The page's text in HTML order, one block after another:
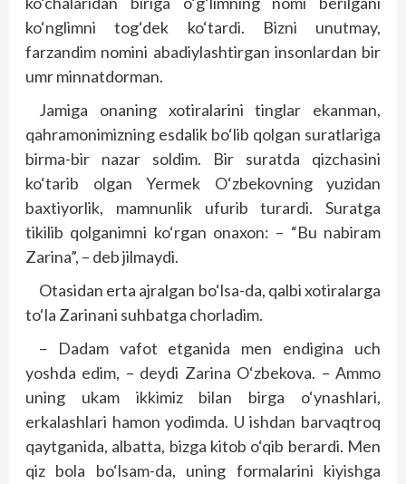
ko‘nglimni tog‘dek ko‘tardi. Bizni unutmay,
farzandim nomini abadiylashtirgan insonlardan bir
umr minnatdorman.
Jamiga onaning xotiralarini tinglar ekanman,
qahramonimizning esdalik bo‘lib qolgan suratlariga
birma-bir nazar soldim. Bir suratda qizchasini
ko‘tarib olgan Yermek O‘zbekovning yuzidan
baxtiyorlik, mamnunlik ufurib turardi. Suratga
tikilib qolganimni ko‘rgan onaxon: – “Bu nabiram
Zarina”, – deb jilmaydi.
Otasidan erta ajralgan bo‘lsa-da, qalbi xotiralarga
to‘la Zarinani suhbatga chorladim.
– Dadam vafot etganida men endigina uch
yoshda edim, – deydi Zarina O‘zbekova. – Ammo
uning ukam ikkimiz bilan birga o‘ynashlari,
erkalashlari hamon yodimda. U ishdan barvaqtroq
qaytganida, albatta, bizga kitob o‘qib berardi. Men
qiz bola bo‘lsam-da, uning formalarini kiyishga